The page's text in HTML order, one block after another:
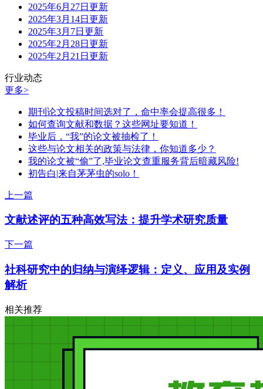
2025年6月27日更新
2025年3月14日更新
2025年3月7日更新
2025年2月28日更新
2025年2月21日更新
行业动态
更多>
期刊论文投稿时间选对了，命中率会提高很多！
如何查询文献和数据？这些网址要知道！
毕业后，“我”的论文被抽检了！
这些与论文相关的政策与法律，你知道多少？
我的论文被“偷”了,毕业论文查重服务背后暗藏风险!
初告白|来自茅茅虫的solo！
上一篇
文献述评的五种高效写法：提升学术研究质量
下一篇
社科研究中的归纳与演绎逻辑：定义、应用及实例
解析
相关推荐